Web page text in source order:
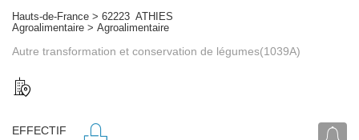
Hauts-de-France > 62223 ATHIES
Agroalimentaire > Agroalimentaire
Autre transformation et conservation de légumes(1039A)
EFFECTIF